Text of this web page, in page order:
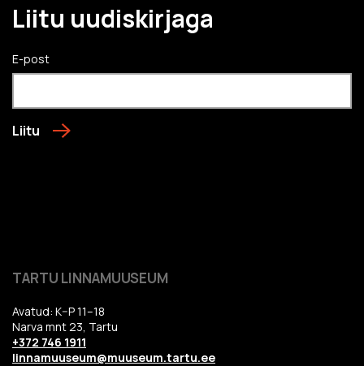
Liitu uudiskirjaga
E-post
Liitu
TARTU LINNAMUUSEUM
Avatud: K–P 11–18
Narva mnt 23, Tartu
+372 746 1911
linnamuuseum@muuseum.tartu.ee